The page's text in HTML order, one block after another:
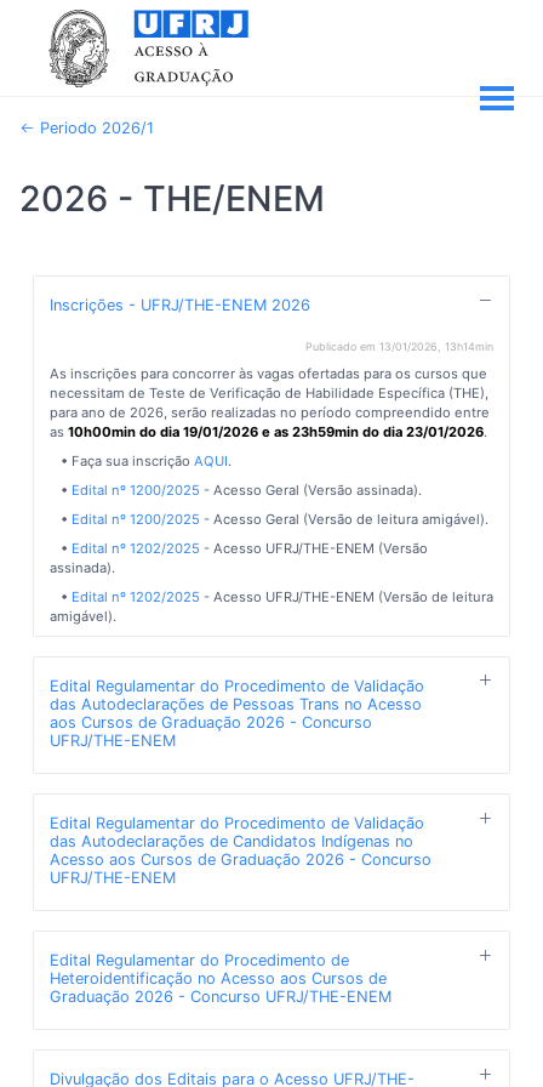
Periodo 2026/1
2026 - THE/ENEM
Inscrições - UFRJ/THE-ENEM 2026
Publicado em 13/01/2026, 13h14min
As inscrições para concorrer às vagas ofertadas para os cursos que
necessitam de Teste de Verificação de Habilidade Específica (THE),
para ano de 2026, serão realizadas no período compreendido entre
as 10h00min do dia 19/01/2026 e as 23h59min do dia 23/01/2026.
• Faça sua inscrição AQUI.
• Edital nº 1200/2025 - Acesso Geral (Versão assinada).
• Edital nº 1200/2025 - Acesso Geral (Versão de leitura amigável).
• Edital nº 1202/2025 - Acesso UFRJ/THE-ENEM (Versão
assinada).
• Edital nº 1202/2025 - Acesso UFRJ/THE-ENEM (Versão de leitura
amigável).
Edital Regulamentar do Procedimento de Validação
das Autodeclarações de Pessoas Trans no Acesso
aos Cursos de Graduação 2026 - Concurso
UFRJ/THE-ENEM
Validação das Autodeclarações de Pessoas Trans no Acesso aos
Cursos de Graduação 2026 (UFRJ/THE-ENEM).
•Edital nº 1205, de 10 de dezembro de 2025
•Edital nº 1204, de 10 de dezembro de 2025(Versão de leitura
amigável).
•Portaria nº 950, de 06 de fevereiro de 2026
membros da Comissão de Validação de Pessoas Trans para o
Acesso à Graduação da UFRJ em 2026. ( Publicado em 06/02/2026,
Edital Regulamentar do Procedimento de Validação
das Autodeclarações de Candidatos Indígenas no
Acesso aos Cursos de Graduação 2026 - Concurso
UFRJ/THE-ENEM
Validação das Autodeclarações de Candidatos Indígenas no Acesso
aos Cursos de Graduação 2026 (UFRJ/THE-ENEM).
•Edital nº 1204, de 10 de dezembro de 2025(Versão de leitura
amigável).
Edital Regulamentar do Procedimento de
Heteroidentificação no Acesso aos Cursos de
Graduação 2026 - Concurso UFRJ/THE-ENEM
Heteroidentificação no Acesso aos Cursos de Graduação 2026
Divulgação dos Editais para o Acesso UFRJ/THE-